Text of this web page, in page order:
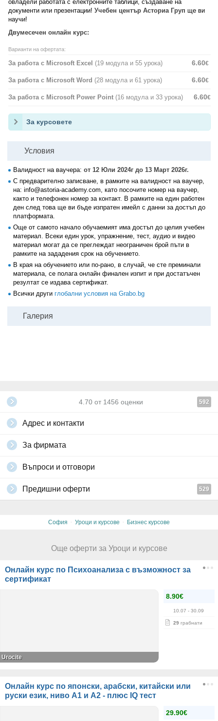
овладели работата с електронните таблици, създаване на
документи или презентации! Учебен център Асториа Груп ще ви
научи!
Двумесечен онлайн курс:
Варианти на офертата:
За работа с Microsoft Excel (19 модула и 55 урока) 6.60€
За работа с Microsoft Word (28 модула и 61 урока) 6.60€
За работа с Microsoft Power Point (16 модула и 33 урока) 6.60€
За курсовете
Условия
Валидност на ваучера: от 12 Юли 2024г до 13 Март 2026г.
С предварително записване, в рамките на валидност на ваучер,
на: info@astoria-academy.com, като посочите номер на ваучер,
както и телефонен номер за контакт. В рамките на един работен
ден след това ще ви бъде изпратен имейл с данни за достъп до
платформата.
Още от самото начало обучаемият има достъп до целия учебен
материал. Всеки един урок, упражнение, тест, аудио и видео
материал могат да се преглеждат неограничен брой пъти в
рамките на зададения срок на обучението.
В края на обучението или по-рано, в случай, че сте преминали
материала, се полага онлайн финален изпит и при достатъчен
резултат се издава сертификат.
Всички други глобални условия на Grabo.bg
Галерия
4.70 от 1456 оценки 592
Адрес и контакти
За фирмата
Въпроси и отговори
Предишни оферти 529
София · Уроци и курсове · Бизнес курсове
Още оферти за Уроци и курсове
Онлайн курс по Психоанализа с възможност за
сертификат
8.90€
10.07 - 30.09
29 грабнати
Urocite
Онлайн курс по японски, арабски, китайски или
руски език, ниво А1 и А2 - плюс IQ тест
29.90€